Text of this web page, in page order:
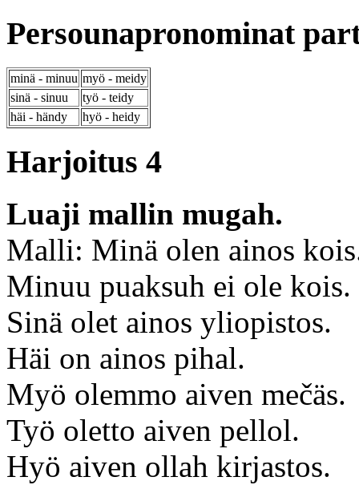
Persounapronominat
minä - minuu myö - meidy
sinä - sinuu
työ - teidy
häi - händy
hyö - heidy
Harjoitus 4
Luaji mallin mugah.
Malli: Minä olen ainos
Minuu puaksuh ei ole kois.
Sinä olet ainos yliopistos.
Häi on ainos pihal.
Myö olemmo aiven mečäs.
Työ oletto aiven pellol.
Hyö aiven ollah kirjastos.